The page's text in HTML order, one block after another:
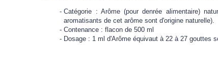
Catégorie : Arôme (pour denrée alimentaire)
aromatisants de cet arôme sont d'origine naturelle).
Contenance : flacon de 500 ml
Dosage : 1 ml d'Arôme équivaut à 22 à 27 gouttes